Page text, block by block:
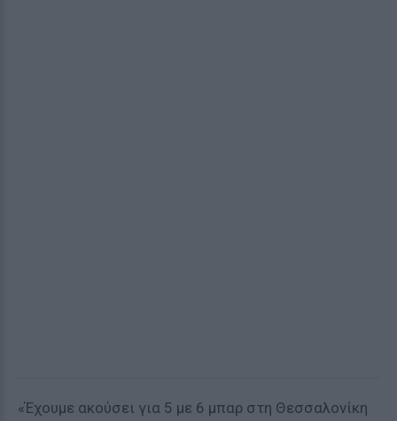
«Έχουμε ακούσει για 5 με 6 μπαρ στη Θεσσαλονίκη